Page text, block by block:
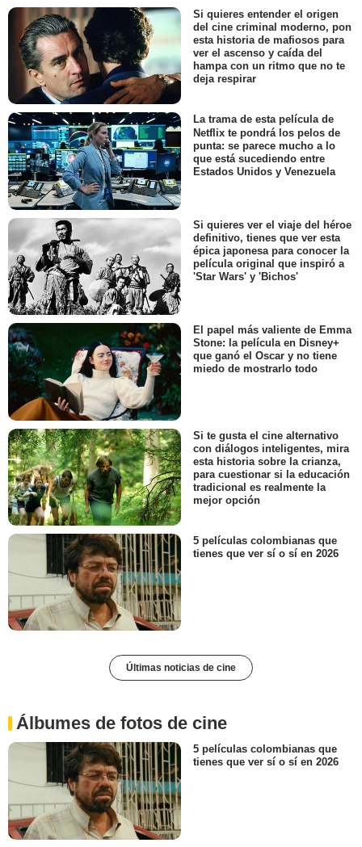
Si quieres entender el origen
del cine criminal moderno, pon
esta historia de mafiosos para
ver el ascenso y caída del
hampa con un ritmo que no te
deja respirar
La trama de esta película de
Netflix te pondrá los pelos de
punta: se parece mucho a lo
que está sucediendo entre
Estados Unidos y Venezuela
Si quieres ver el viaje del héroe
definitivo, tienes que ver esta
épica japonesa para conocer la
película original que inspiró a
'Star Wars' y 'Bichos'
El papel más valiente de Emma
Stone: la película en Disney+
que ganó el Oscar y no tiene
miedo de mostrarlo todo
Si te gusta el cine alternativo
con diálogos inteligentes, mira
esta historia sobre la crianza,
para cuestionar si la educación
tradicional es realmente la
mejor opción
5 películas colombianas que
tienes que ver sí o sí en 2026
Últimas noticias de cine
Álbumes de fotos de cine
5 películas colombianas que
tienes que ver sí o sí en 2026